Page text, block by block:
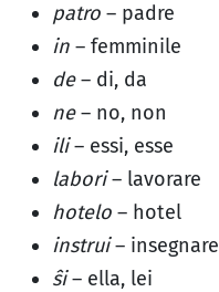
patro – padre
in – femminile
de– di, da
ne– no, non
ili– essi, esse
labori– lavorare
hotelo – hotel
instrui– insegnare
ŝi– ella, lei